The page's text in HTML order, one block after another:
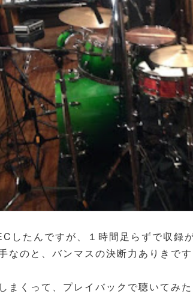
したんですが、１時間足らずで収録
なのと、バンマスの決断力ありきです
まくって、プレイバックで聴いてみ